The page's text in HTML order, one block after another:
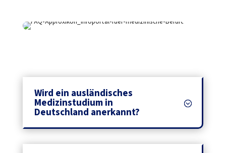
Wird ein ausländisches
Medizinstudium in
Deutschland anerkannt?